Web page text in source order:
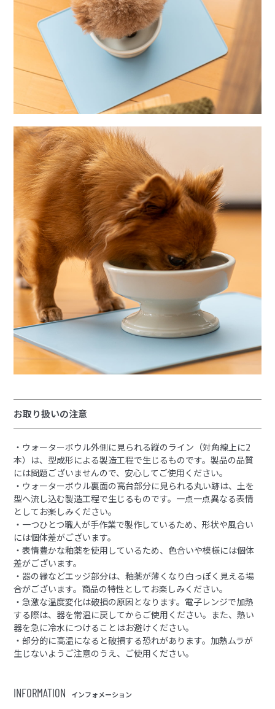
お取り扱いの注意
・ウォーターボウル外側に見られる縦のライン（対角線上に2
本）は、型成形による製造工程で生じるものです。製品の品質
には問題ございませんので、安心してご使用ください。
・ウォーターボウル裏面の高台部分に見られる丸い跡は、土を
型へ流し込む製造工程で生じるものです。一点一点異なる表情
としてお楽しみください。
・一つひとつ職人が手作業で製作しているため、形状や風合い
には個体差がございます。
・表情豊かな釉薬を使用しているため、色合いや模様には個体
差がございます。
・器の縁などエッジ部分は、釉薬が薄くなり白っぽく見える場
合がございます。商品の特性としてお楽しみください。
・急激な温度変化は破損の原因となります。電子レンジで加熱
する際は、器を常温に戻してからご使用ください。また、熱い
器を急に冷水につけることはお避けください。
・部分的に高温になると破損する恐れがあります。加熱ムラが
生じないようご注意のうえ、ご使用ください。
INFORMATION インフォメーション